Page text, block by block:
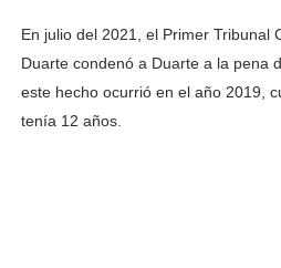
En julio del 2021, el Primer Tribunal
Duarte condenó a Duarte a la pena
este hecho ocurrió en el año 2019,
tenía 12 años.